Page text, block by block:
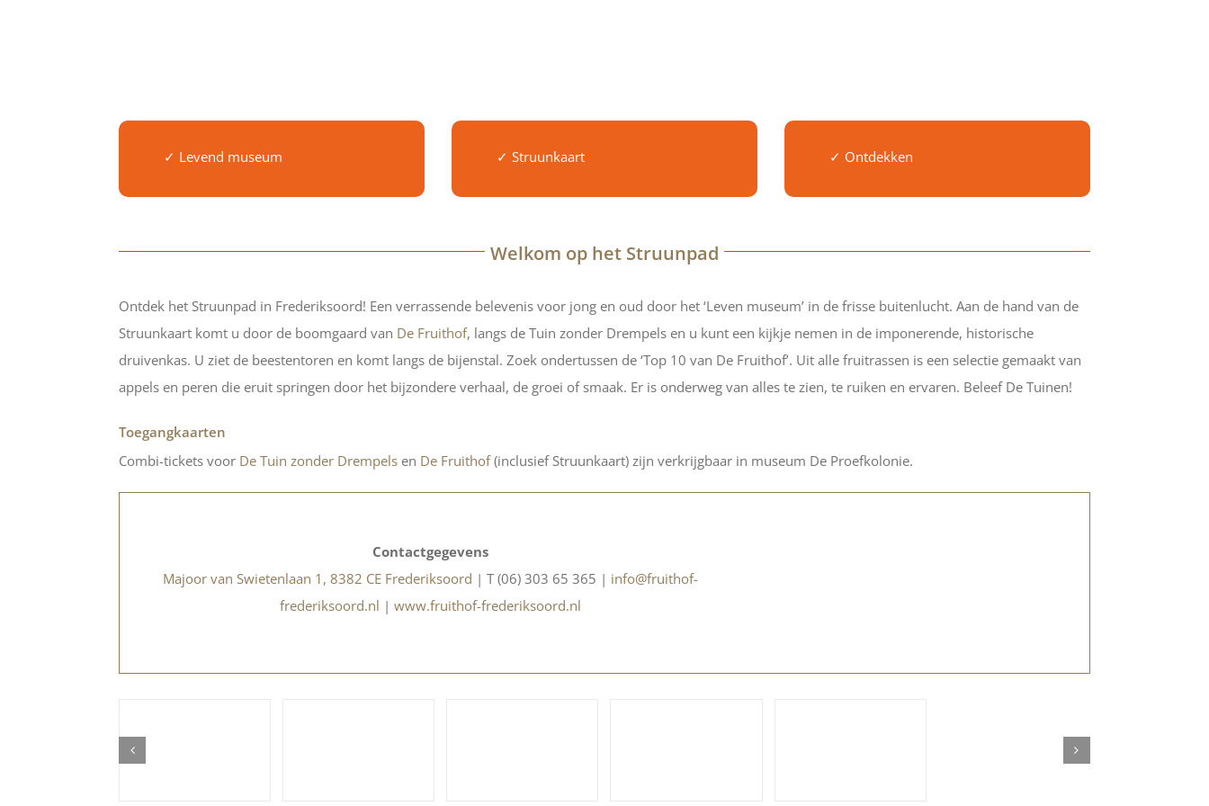
✓ Levend museum ✓ Struunkaart ✓ Ontdekken
Welkom op het Struunpad
Ontdek het Struunpad in Frederiksoord! Een verrassende belevenis voor jong en oud door het ‘Leven museum’ in de frisse buitenlucht. Aan de hand van de
Struunkaart komt u door de boomgaard van De Fruithof, langs de Tuin zonder Drempels en u kunt een kijkje nemen in de imponerende, historische
druivenkas. U ziet de beestentoren en komt langs de bijenstal. Zoek ondertussen de ‘Top 10 van De Fruithof’. Uit alle fruitrassen is een selectie gemaakt van
appels en peren die eruit springen door het bijzondere verhaal, de groei of smaak. Er is onderweg van alles te zien, te ruiken en ervaren. Beleef De Tuinen!
Toegangkaarten
Combi-tickets voor De Tuin zonder Drempels en De Fruithof(inclusief Struunkaart) zijn verkrijgbaar in museum De Proefkolonie.
Contactgegevens
Majoor van Swietenlaan 1, 8382 CE Frederiksoord | T (06) 303 65 365 | info@fruithof-
frederiksoord.nl | www.fruithof-frederiksoord.nl